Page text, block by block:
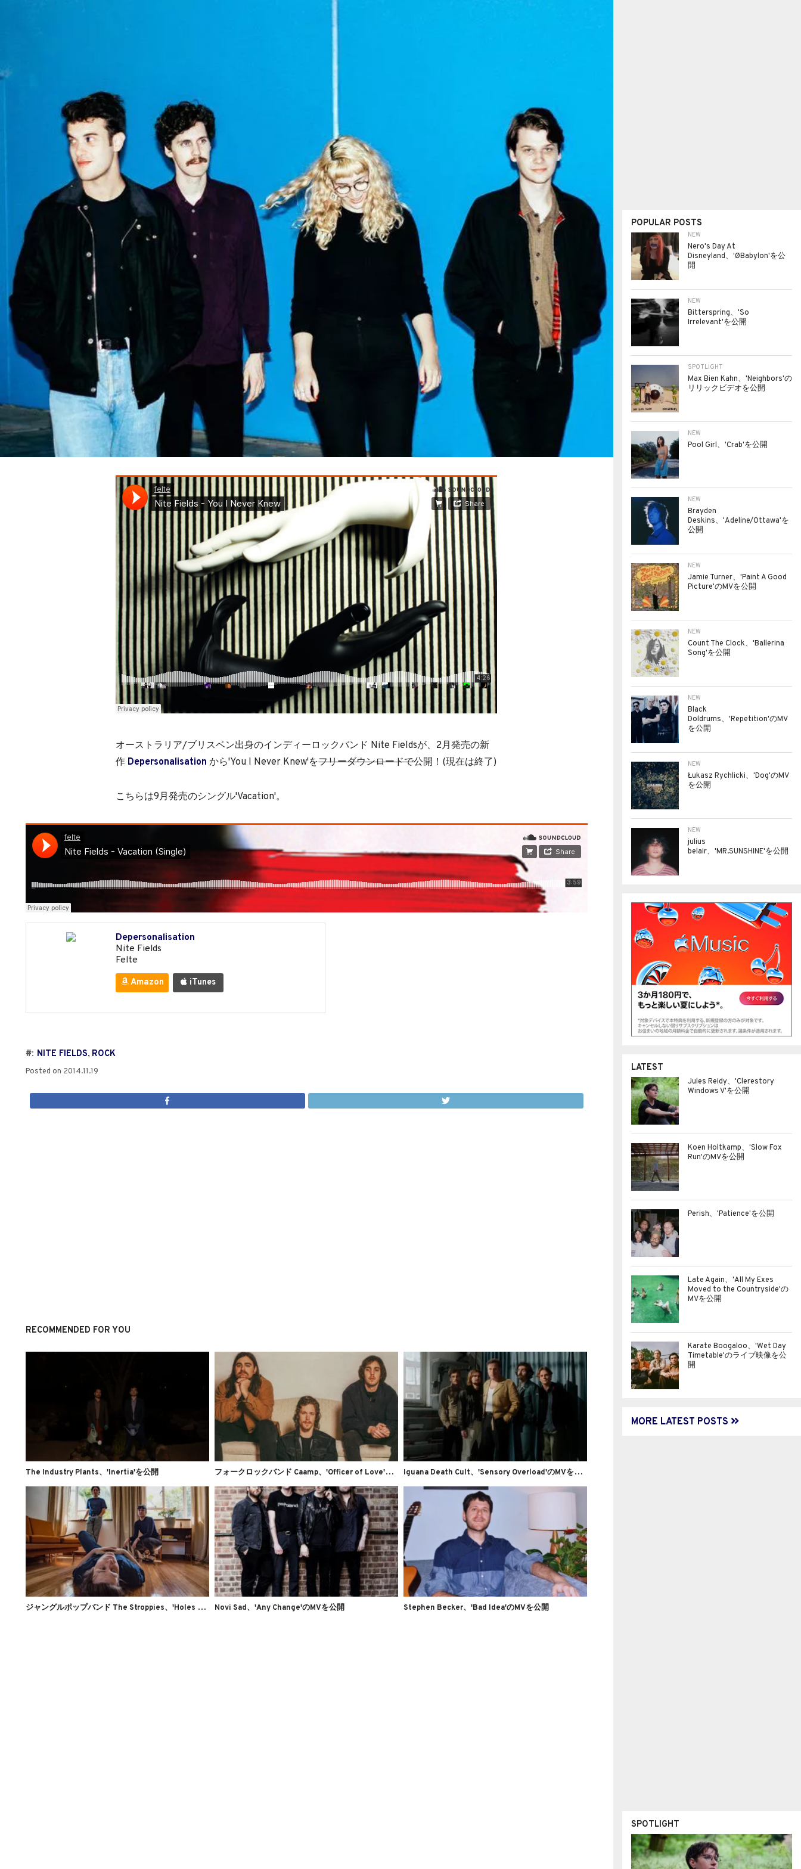
オーストラリア/ブリスベン出身のインディーロックバンド Nite Fieldsが、2月発売の新
作 Depersonalisation から'You I Never Knew'をフリーダウンロードで公開！(現在は終了)
こちらは9月発売のシングル'Vacation'。
Depersonalisation
Nite Fields
Felte
Amazon iTunes
#: NITE FIELDS, ROCK
Posted on 2014.11.19
RECOMMENDED FOR YOU
The Industry Plants、'Inertia'を公開 フ
ォークロックバンド Caamp、'Officer of Love'のMVを公開 I
guana Death Cult、'Sensory Overload'のMVを公開
ジ
ャングルポップバンド The Stroppies、'Holes in Everything'のMVを公開 Novi Sad、'Any Change'のMVを公開 Stephen Becker、'Bad Idea'のMVを公開
POPULAR POSTS
NEW
Nero's Day At
Disneyland、'ØBabylon'を公
開
NEW
Bitterspring、'So
Irrelevant'を公開
SPOTLIGHT
Max Bien Kahn、'Neighbors'の
リリックビデオを公開
NEW
Pool Girl、'Crab'を公開
NEW
Brayden
Deskins、'Adeline/Ottawa'を
公開
NEW
Jamie Turner、'Paint A Good
Picture'のMVを公開
NEW
Count The Clock、'Ballerina
Song'を公開
NEW
Black
Doldrums、'Repetition'のMV
を公開
NEW
Łukasz Rychlicki、'Dog'のMV
を公開
NEW
julius
belair、'MR.SUNSHINE'を公開
LATEST
Jules Reidy、'Clerestory
Windows V'を公開
Koen Holtkamp、'Slow Fox
Run'のMVを公開
Perish、'Patience'を公開
Late Again、'All My Exes
Moved to the Countryside'の
MVを公開
Karate Boogaloo、'Wet Day
Timetable'のライブ映像を公
開
MORE LATEST POSTS
SPOTLIGHT